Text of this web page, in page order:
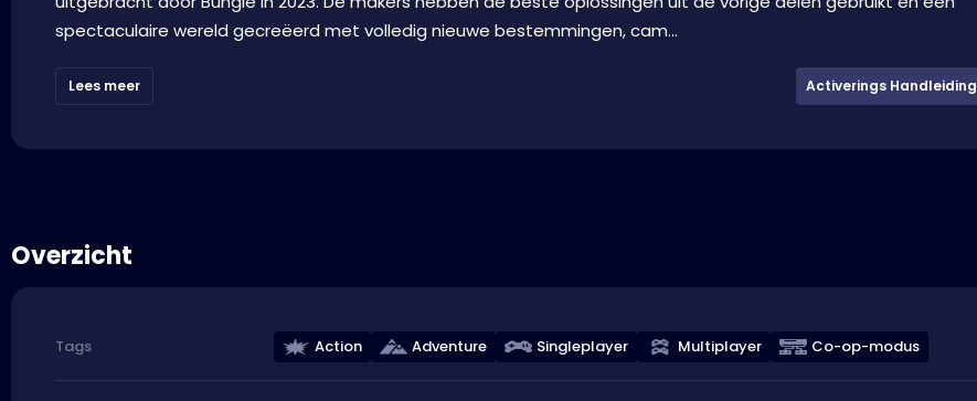
spectaculaire wereld gecreëerd met volledig nieuwe bestemmingen, cam...
Lees meer Activerings Handleiding
Overzicht
Tags Action Adventure Singleplayer Multiplayer Co-op-modus